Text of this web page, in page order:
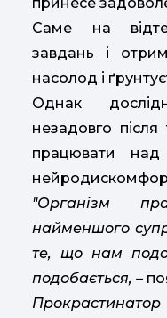
Саме на
завдань і
насолод і
Однак
незадовго
працювати
"Організм
найменшого
те, що нам
подобається, –